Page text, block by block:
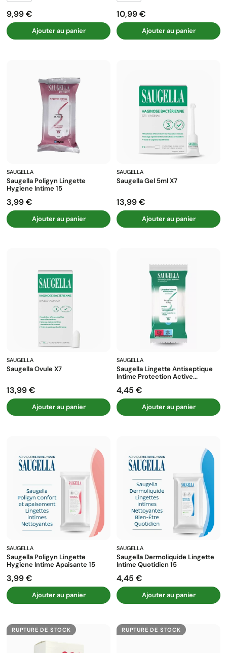
Prix
9,99 €
Ajouter au panier
Prix
10,99 €
Ajouter au panier
SAUGELLA
Saugella Poligyn Lingette
Hygiene Intime 15
Prix
3,99 €
Ajouter au panier
SAUGELLA
Saugella Gel 5ml X7
Prix
13,99 €
Ajouter au panier
SAUGELLA
Saugella Ovule X7
Prix
13,99 €
Ajouter au panier
SAUGELLA
Saugella Lingette Antiseptique
Intime Protection Active...
Prix
4,45 €
Ajouter au panier
SAUGELLA
Saugella Poligyn Lingette
Hygiene Intime Apaisante 15
Prix
3,99 €
Ajouter au panier
SAUGELLA
Saugella Dermoliquide Lingette
Intime Quotidien 15
Prix
4,45 €
Ajouter au panier
RUPTURE DE STOCK RUPTURE DE STOCK